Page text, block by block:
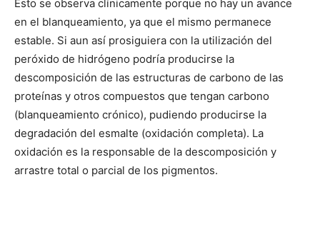
Esto se observa clínicamente porque no hay un avance
en el blanqueamiento, ya que el mismo permanece
estable. Si aun así prosiguiera con la utilización del
peróxido de hidrógeno podría producirse la
descomposición de las estructuras de carbono de las
proteínas y otros compuestos que tengan carbono
(blanqueamiento crónico), pudiendo producirse la
degradación del esmalte (oxidación completa). La
oxidación es la responsable de la descomposición y
arrastre total o parcial de los pigmentos.